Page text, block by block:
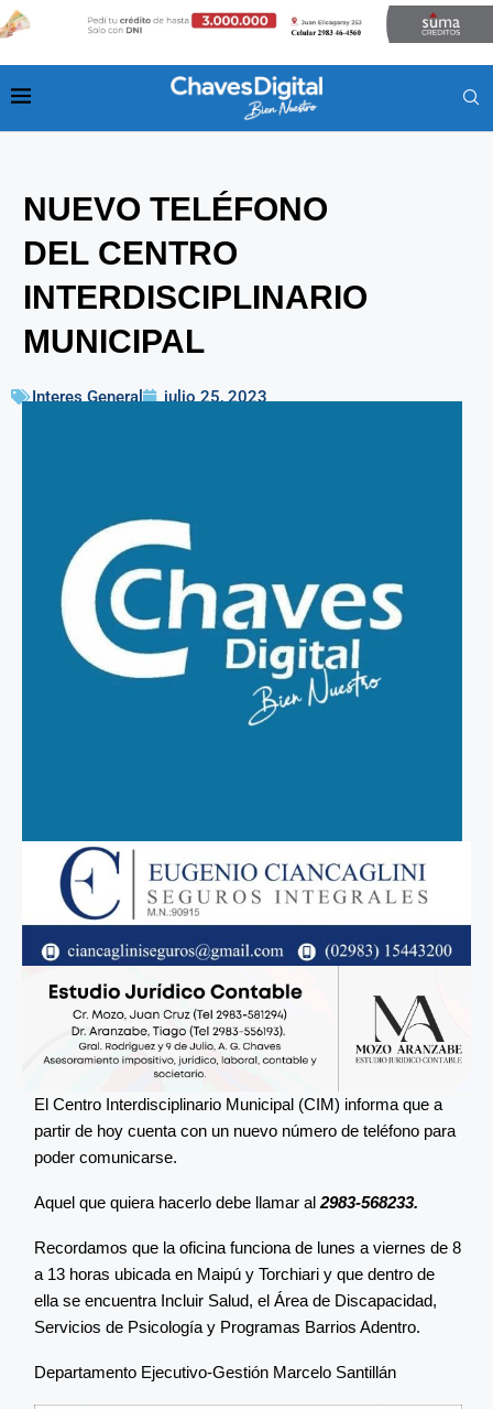
NUEVO TELÉFONO
DEL CENTRO
INTERDISCIPLINARIO
MUNICIPAL
Interes General julio 25, 2023
El Centro Interdisciplinario Municipal (CIM) informa que a
partir de hoy cuenta con un nuevo número de teléfono para
poder comunicarse.
Aquel que quiera hacerlo debe llamar al 2983-568233.
Recordamos que la oficina funciona de lunes a viernes de 8
a 13 horas ubicada en Maipú y Torchiari y que dentro de
ella se encuentra Incluir Salud, el Área de Discapacidad,
Servicios de Psicología y Programas Barrios Adentro.
Departamento Ejecutivo-Gestión Marcelo Santillán